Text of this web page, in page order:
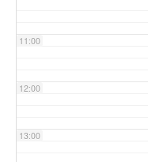
11:00
12:00
13:00